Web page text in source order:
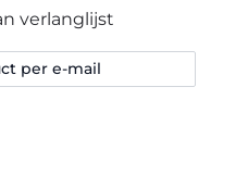
verlanglijst
per e-mail